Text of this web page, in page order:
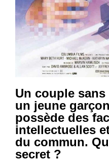
Un couple
un jeune
possède des
intellectuelles
du commun.
secret ?